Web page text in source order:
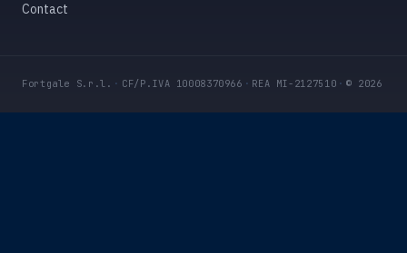
Contact
Fortgale S.r.l. · CF/P.IVA 10008370966 · REA MI-2127510 · © 2026